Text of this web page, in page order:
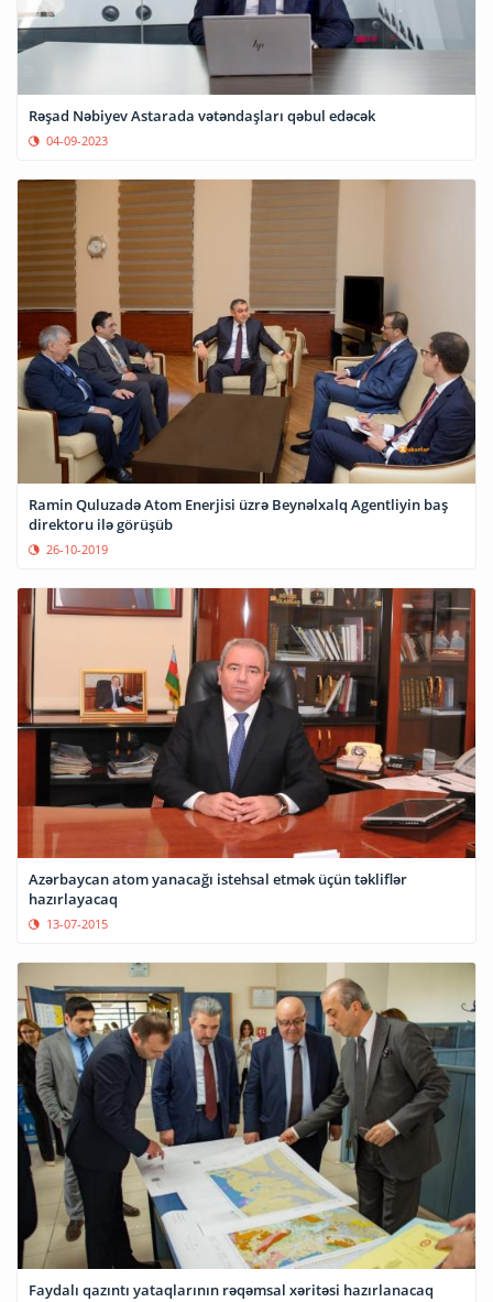
Rəşad Nəbiyev Astarada vətəndaşları qəbul edəcək
04-09-2023
Ramin Quluzadə Atom Enerjisi üzrə Beynəlxalq Agentliyin baş
direktoru ilə görüşüb
26-10-2019
Azərbaycan atom yanacağı istehsal etmək üçün təkliflər
hazırlayacaq
13-07-2015
Faydalı qazıntı yataqlarının rəqəmsal xəritəsi hazırlanacaq